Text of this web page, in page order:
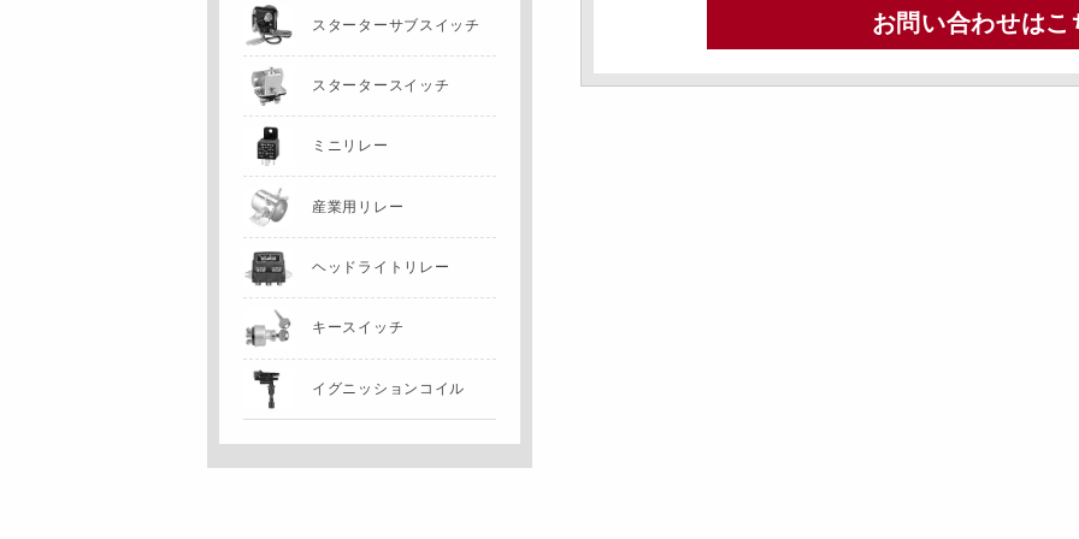
お問い合わせはこ
スターターサブスイッチ
スタータースイッチ
ミニリレー
産業用リレー
ヘッドライトリレー
キースイッチ
イグニッションコイル